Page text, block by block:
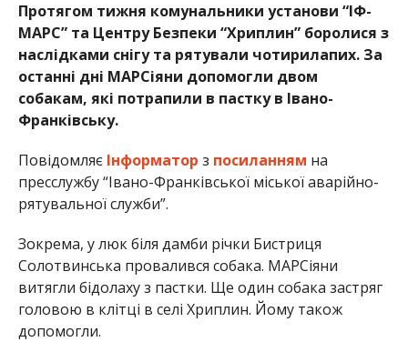
Протягом тижня комунальники установи “ІФ-
МАРС” та Центру Безпеки “Хриплин” боролися з
наслідками снігу та рятували чотирилапих. За
останні дні МАРСіяни допомогли двом
собакам, які потрапили в пастку в Івано-
Франківську.
Повідомляє Інформатор з посиланням на
пресслужбу “Івано-Франківської міської аварійно-
рятувальної служби”.
Зокрема, у люк біля дамби річки Бистриця
Солотвинська провалився собака. МАРСіяни
витягли бідолаху з пастки. Ще один собака застряг
головою в клітці в селі Хриплин. Йому також
допомогли.